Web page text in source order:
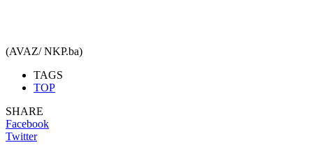
(AVAZ/ NKP.ba)
TAGS
TOP
SHARE
Facebook
Twitter